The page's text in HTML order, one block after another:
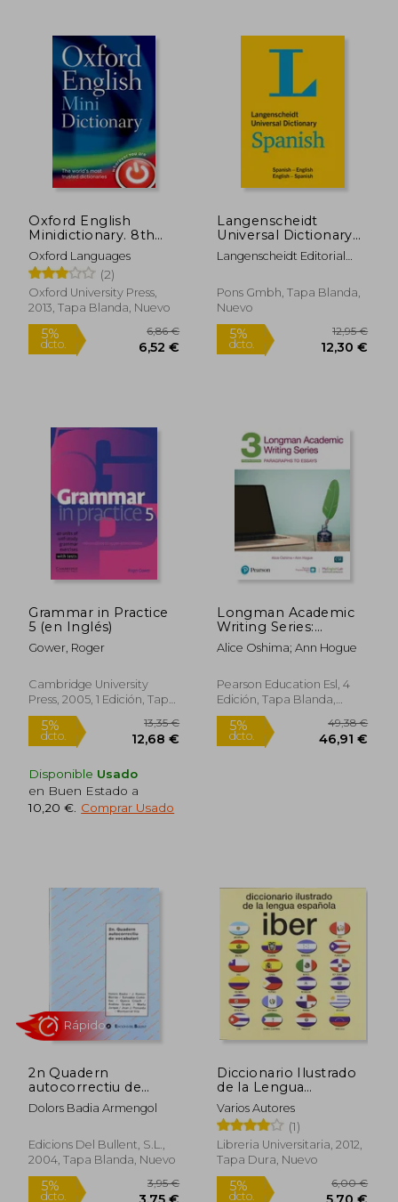
5%
dcto.
5%
Oxford English
Minidictionary. 8th
Edition (en Inglés)
Oxford Languages
(2)
Oxford University Press,
2013, Tapa Blanda, Nuevo
5%
dcto. 6,52 €
Langenscheidt
Universal Dictionary
Spanish: Spanish-
English/English-
Langenscheidt Editorial
Pons Gmbh, Tapa Blanda,
Nuevo
5%
dcto.
Grammar in Practice
5 (en Inglés)
Gower, Roger
Cambridge University
Press, 2005, 1 Edición, Tapa
Blanda, Nuevo
12,68 €
Disponible Usado
en Buen Estado a
10,20 € Comprar Usado
Longman Academic
Writing Series:
Paragrahs to Essays
sb w (en Inglés)
Alice Oshima; Ann Hogue
Pearson Education Esl, 4
Edición, Tapa Blanda,
Nuevo
5%
dcto.
2n Quadern
autocorrectiu de
vocabulari (Quaderns
autocorrectius)
Dolors Badia Armengol
Edicions Del Bullent, S.L.,
2004, Tapa Blanda, Nuevo
Diccionario Ilustrado
de la Lengua
Española
Varios Autores
(1)
Libreria Universitaria, 2012,
Tapa Dura, Nuevo